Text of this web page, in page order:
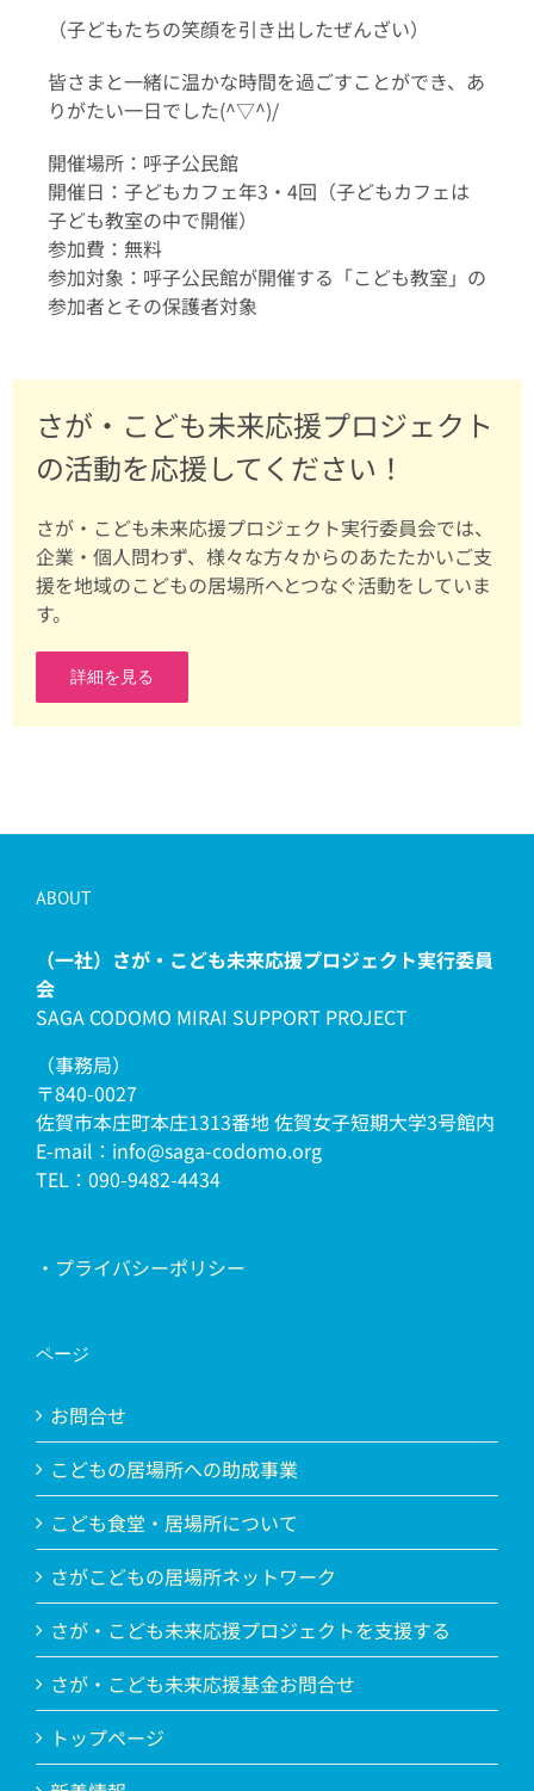
（子どもたちの笑顔を引き出したぜんざい）
皆さまと一緒に温かな時間を過ごすことができ、あ
りがたい一日でした(^▽^)/
開催場所：呼子公民館
開催日：子どもカフェ年3・4回（子どもカフェは
子ども教室の中で開催）
参加費：無料
参加対象：呼子公民館が開催する「こども教室」の
参加者とその保護者対象
さが・こども未来応援プロジェクト
の活動を応援してください！
さが・こども未来応援プロジェクト実行委員会では、
企業・個人問わず、様々な方々からのあたたかいご支
援を地域のこどもの居場所へとつなぐ活動をしていま
す。
詳細を見る
ABOUT
（一社）さが・こども未来応援プロジェクト実行委員
会
SAGA CODOMO MIRAI SUPPORT PROJECT
（事務局）
〒840-0027
佐賀市本庄町本庄1313番地 佐賀女子短期大学3号館内
E-mail：info@saga-codomo.org
TEL：090-9482-4434
・プライバシーポリシー
ページ
お問合せ
こどもの居場所への助成事業
こども食堂・居場所について
さがこどもの居場所ネットワーク
さが・こども未来応援プロジェクトを支援する
さが・こども未来応援基金お問合せ
トップページ